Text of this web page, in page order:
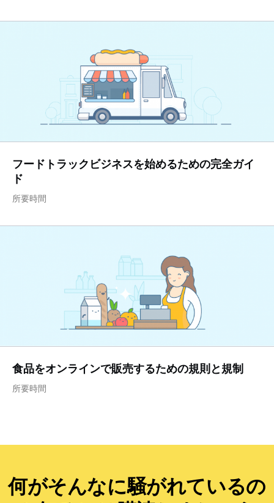
フードトラックビジネスを始めるための完全ガイ
ド
所要時間
食品をオンラインで販売するための規則と規制
所要時間
何がそんなに騒がれているの